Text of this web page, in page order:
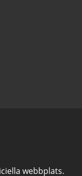
webbplats.